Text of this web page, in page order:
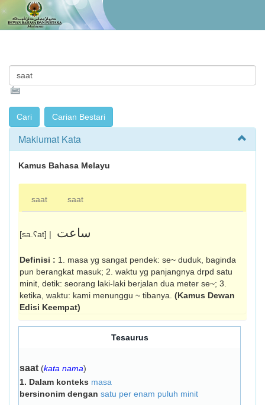
Maklumat Kata
Kamus Bahasa Melayu
saat saat
[sa.ʕat] | ساعت
Definisi : 1. masa yg sangat pendek: se~ duduk, baginda
pun berangkat masuk; 2. waktu yg panjangnya drpd satu
minit, detik: seorang laki-laki berjalan dua meter se~; 3.
ketika, waktu: kami menunggu ~ tibanya. (Kamus Dewan
Edisi Keempat)
Tesaurus
saat (kata nama)
1. Dalam konteks masa
bersinonim dengan satu per enam puluh minit